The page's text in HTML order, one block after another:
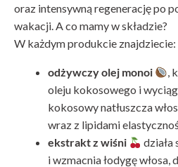
oraz intensywną regenerację po
wakacji. A co mamy w składzie?
W każdym produkcie znajdziecie:
odżywczy olej monoi
,
oleju kokosowego i
kokosowy natłuszcza
wraz z lipidami
ekstrakt z wiśni
działa
i wzmacnia łodygę